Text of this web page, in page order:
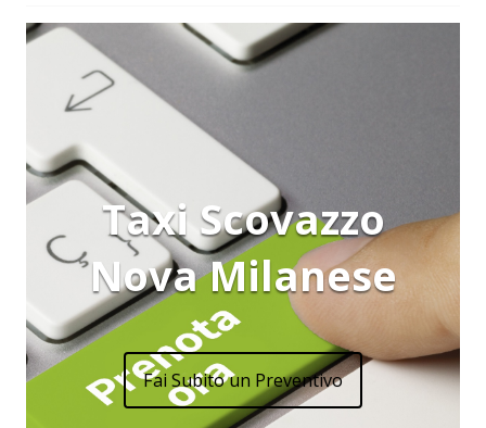
Taxi Scovazzo
Nova Milanese
Fai Subito un Preventivo